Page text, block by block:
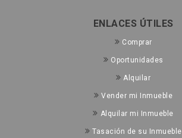
ENLACES ÚTILES
Comprar
Oportunidades
Alquilar
Vender mi Inmueble
Alquilar mi Inmueble
Tasación de su Inmueble